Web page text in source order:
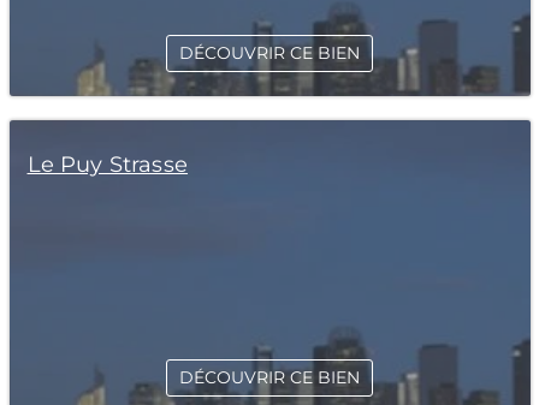
DÉCOUVRIR CE BIEN
Le Puy Strasse
DÉCOUVRIR CE BIEN